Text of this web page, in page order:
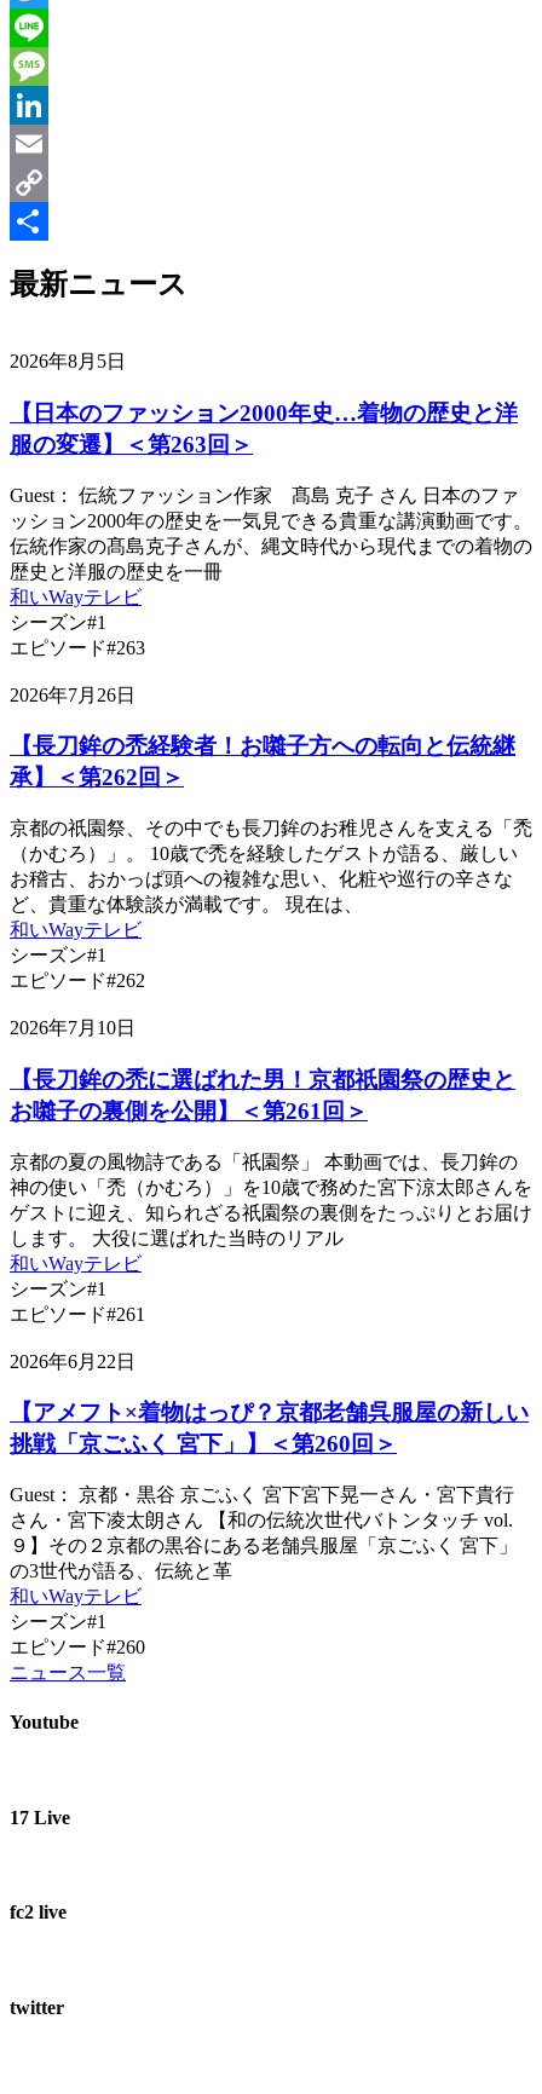
最新ニュース
2026年8月5日
【日本のファッション2000年史…着物の歴史と洋
服の変遷】＜第263回＞
Guest： 伝統ファッション作家 髙島 克子 さん 日本のファ
ッション2000年の歴史を一気見できる貴重な講演動画です。
伝統作家の髙島克子さんが、縄文時代から現代までの着物の
歴史と洋服の歴史を一冊
和いWayテレビ
シーズン#1
エピソード#263
2026年7月26日
【長刀鉾の禿経験者！お囃子方への転向と伝統継
承】＜第262回＞
京都の祇園祭、その中でも長刀鉾のお稚児さんを支える「禿
（かむろ）」。 10歳で禿を経験したゲストが語る、厳しい
お稽古、おかっぱ頭への複雑な思い、化粧や巡行の辛さな
ど、貴重な体験談が満載です。 現在は、
和いWayテレビ
シーズン#1
エピソード#262
2026年7月10日
【長刀鉾の禿に選ばれた男！京都祇園祭の歴史と
お囃子の裏側を公開】＜第261回＞
京都の夏の風物詩である「祇園祭」 本動画では、長刀鉾の
神の使い「禿（かむろ）」を10歳で務めた宮下涼太郎さんを
ゲストに迎え、知られざる祇園祭の裏側をたっぷりとお届け
します。 大役に選ばれた当時のリアル
和いWayテレビ
シーズン#1
エピソード#261
2026年6月22日
【アメフト×着物はっぴ？京都老舗呉服屋の新しい
挑戦「京ごふく 宮下」】＜第260回＞
Guest： 京都・黒谷 京ごふく 宮下宮下晃一さん・宮下貴行
さん・宮下凌太朗さん 【和の伝統次世代バトンタッチ vol.
９】その２京都の黒谷にある老舗呉服屋「京ごふく 宮下」
の3世代が語る、伝統と革
和いWayテレビ
シーズン#1
エピソード#260
ニュース一覧
Youtube
17 Live
fc2 live
twitter